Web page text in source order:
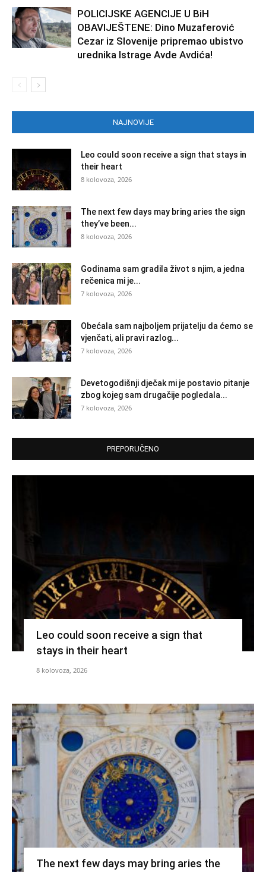
POLICIJSKE AGENCIJE U BiH
OBAVIJEŠTENE: Dino Muzaferović
Cezar iz Slovenije pripremao ubistvo
urednika Istrage Avde Avdića!
NAJNOVIJE
Leo could soon receive a sign that stays in
their heart
8 kolovoza, 2026
The next few days may bring aries the sign
they’ve been...
8 kolovoza, 2026
Godinama sam gradila život s njim, a jedna
rečenica mi je...
7 kolovoza, 2026
Obećala sam najboljem prijatelju da ćemo se
vjenčati, ali pravi razlog...
7 kolovoza, 2026
Devetogodišnji dječak mi je postavio pitanje
zbog kojeg sam drugačije pogledala...
7 kolovoza, 2026
PREPORUČENO
Leo could soon receive a sign that
stays in their heart
8 kolovoza, 2026
The next few days may bring aries the